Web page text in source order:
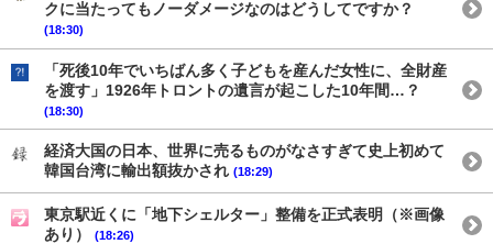
クに当たってもノーダメージなのはどうしてですか？
(18:30)
「死後10年でいちばん多く子どもを産んだ女性に、全財産
を渡す」1926年トロントの遺言が起こした10年間…？
(18:30)
経済大国の日本、世界に売るものがなさすぎて史上初めて
韓国台湾に輸出額抜かされ (18:29)
東京駅近くに「地下シェルター」整備を正式表明（※画像
あり）
(18:26)